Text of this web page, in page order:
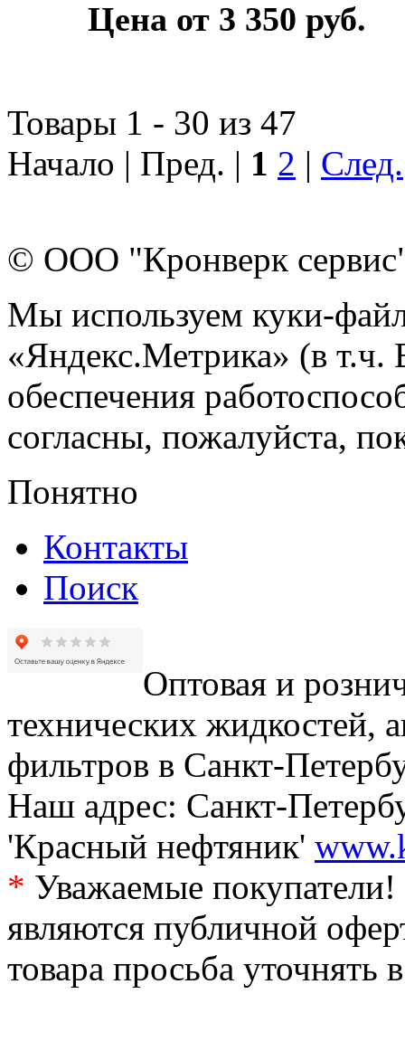
Цена от 3 350 руб.
Товары 1 - 30 из 47
Начало | Пред. | 1 2 | След.
© ООО "Кронверк
Мы используем куки-
«Яндекс.Метрика» (в т.ч.
обеспечения
согласны, пожалуйста,
Понятно
Контакты
Поиск
Оптовая и
технических жидкостей,
фильтров в Санкт-
Наш адрес: Санкт-
'Красный нефтяник'
* Уважаемые
являются публичной
товара просьба уточнять